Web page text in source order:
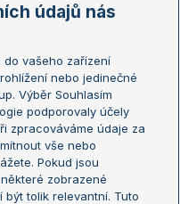
Open
Open
mistrů
mistryň
údajů nás
do vašeho zařízení
nebo jedinečné
Výběr Souhlasím
podporovaly účely
zpracováváme údaje za
vše nebo
Pokud jsou
zobrazené
být tolik relevantní. Tuto